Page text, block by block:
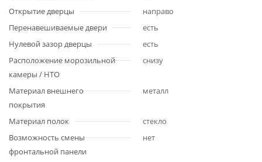
Открытие дверцы
направо
Перенавешиваемые двери
есть
Нулевой зазор дверцы
есть
Расположение морозильной
камеры / НТО
снизу
Материал внешнего
покрытия
металл
Материал полок
стекло
Возможность смены
фронтальной панели
нет